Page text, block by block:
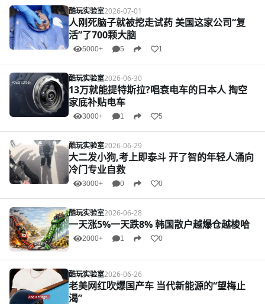
酷玩实验室2026-07-01
人刚死脑子就被挖走试药 美国这家公司“复
活”了700颗大脑
5000+ 5 1
酷玩实验室2026-06-30
13万就能提特斯拉?唱衰电车的日本人 掏空
家底补贴电车
3000+ 1 5
酷玩实验室2026-06-29
大二发小狗,考上即泰斗 开了智的年轻人涌向
冷门专业自救
3000+ 0 0
酷玩实验室2026-06-28
一天涨5%一天跌8% 韩国散户越爆仓越梭哈
2000+ 1 0
酷玩实验室2026-06-26
老美网红吹爆国产车 当代新能源的“望梅止
渴”